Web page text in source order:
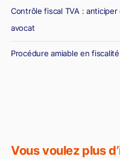
Vous voulez plus
Contrôle fiscal TVA :
avocat
Procédure amiable en